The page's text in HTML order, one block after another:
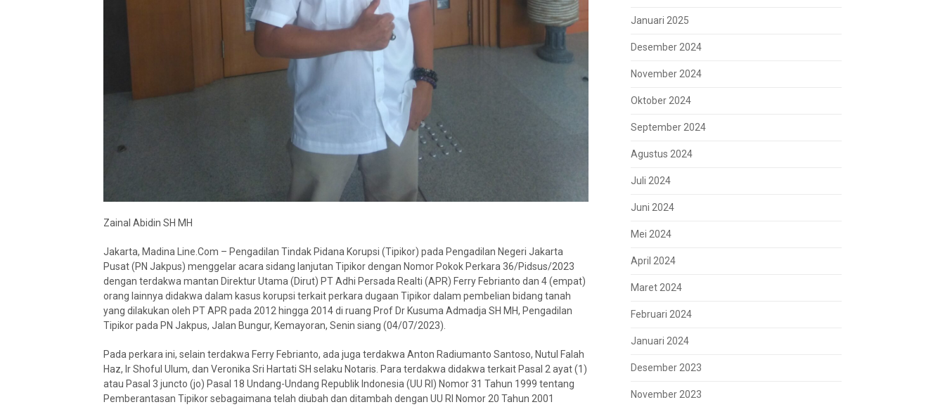
Zainal Abidin SH MH
Jakarta, Madina Line.Com – Pengadilan Tindak Pidana Korupsi (Tipikor) pada Pengadilan Negeri Jakarta
Pusat (PN Jakpus) menggelar acara sidang lanjutan Tipikor dengan Nomor Pokok Perkara 36/Pidsus/2023
dengan terdakwa mantan Direktur Utama (Dirut) PT Adhi Persada Realti (APR) Ferry Febrianto dan 4 (empat)
orang lainnya didakwa dalam kasus korupsi terkait perkara dugaan Tipikor dalam pembelian bidang tanah
yang dilakukan oleh PT APR pada 2012 hingga 2014 di ruang Prof Dr Kusuma Admadja SH MH, Pengadilan
Tipikor pada PN Jakpus, Jalan Bungur, Kemayoran, Senin siang (04/07/2023).
Pada perkara ini, selain terdakwa Ferry Febrianto, ada juga terdakwa Anton Radiumanto Santoso, Nutul Falah
Haz, Ir Shoful Ulum, dan Veronika Sri Hartati SH selaku Notaris. Para terdakwa didakwa terkait Pasal 2 ayat (1)
atau Pasal 3 juncto (jo) Pasal 18 Undang-Undang Republik Indonesia (UU RI) Nomor 31 Tahun 1999 tentang
Pemberantasan Tipikor sebagaimana telah diubah dan ditambah dengan UU RI Nomor 20 Tahun 2001
Januari 2025
Desember 2024
November 2024
Oktober 2024
September 2024
Agustus 2024
Juli 2024
Juni 2024
Mei 2024
April 2024
Maret 2024
Februari 2024
Januari 2024
Desember 2023
November 2023